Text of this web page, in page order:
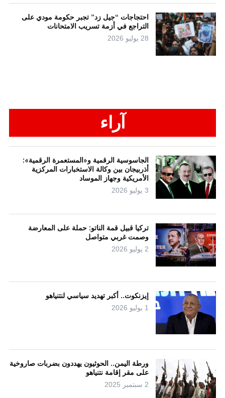
احتجاجات “جيل زد” تجبر حكومة مودي على
التراجع في أزمة تسريب الامتحانات
28 يوليو 2026
آراء
الجاسوسية الرقمية و«المستعمرة الرقمية»:
أذربيجان بين وكالة الاستخبارات المركزية
الأمريكية وجهاز الموساد
3 يوليو 2026
تركيا قبيل قمة الناتو: حملة على المعارضة
وصمت غربي متواصل
2 يوليو 2026
إيزنكوت.. أكبر تهديد سياسي لنتنياهو
1 يوليو 2026
ورطة اليمن.. الحوثيون يهددون بضربات صاروخية
على مقر إقامة نتنياهو
2 سبتمبر 2025